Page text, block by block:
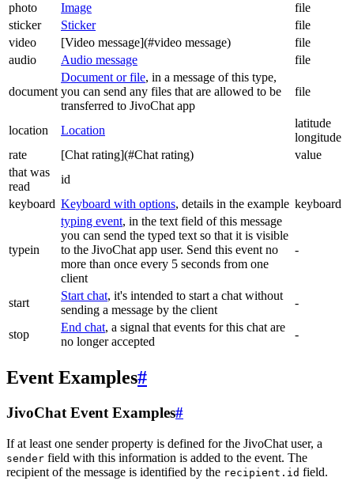
photo
Image
file
sticker
Sticker
file
video
[Video message](#video message)
file
audio
Audio message file
document
Document or file, in a message of this type,
you can send any files that are allowed to be
transferred to JivoChat app
file
location Location
latitude
longitude
rate
[Chat rating](#Chat rating)
value
that was
read
id
keyboard Keyboard with options, details in the example keyboard
typein
typing event, in the text field of this message
you can send the typed text so that it is visible
to the JivoChat app user. Send this event no
more than once every 5 seconds from one
client
-
start
Start chat, it's intended to start a chat without
sending a message by the client
-
stop
End chat, a signal that events for this chat are
no longer accepted
-
Event Examples#
JivoChat Event Examples#
If at least one sender property is defined for the JivoChat user, a
sender field with this information is added to the event. The
recipient of the message is identified by the recipient.id field.